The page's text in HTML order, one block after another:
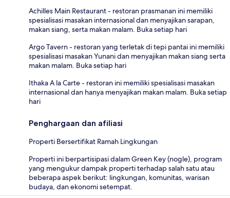
Achilles Main Restaurant - restoran prasmanan ini memiliki
spesialisasi masakan internasional dan menyajikan sarapan,
makan siang, serta makan malam. Buka setiap hari
Argo Tavern - restoran yang terletak di tepi pantai ini memiliki
spesialisasi masakan Yunani dan menyajikan makan siang serta
makan malam. Buka setiap hari
Ithaka A la Carte - restoran ini memiliki spesialisasi masakan
internasional dan hanya menyajikan makan malam. Buka setiap
hari
Penghargaan dan afiliasi
Properti Bersertifikat Ramah Lingkungan
Properti ini berpartisipasi dalam Green Key (nogle), program
yang mengukur dampak properti terhadap salah satu atau
beberapa aspek berikut: lingkungan, komunitas, warisan
budaya, dan ekonomi setempat.